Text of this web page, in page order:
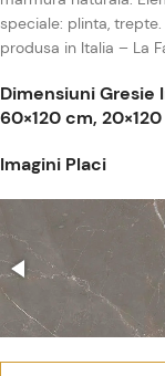
speciale: plinta,
produsa in Italia – La
Dimensiuni Gresie
60×120 cm,
Imagini Placi